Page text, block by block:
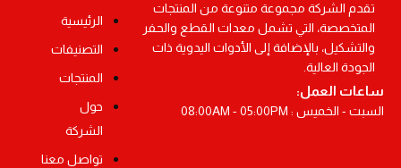
تقدم الشركة مجموعة متنوعة من المنتجات
المتخصصة، التي تشمل معدات القطع والحفر
والتشكيل، بالإضافة إلى الأدوات اليدوية ذات
الجودة العالية.
ساعات العمل:
السبت - الخميس : 08:00AM - 05:00PM
الرئيسية
التصنيفات
المنتجات
حول
الشركة
تواصل معنا